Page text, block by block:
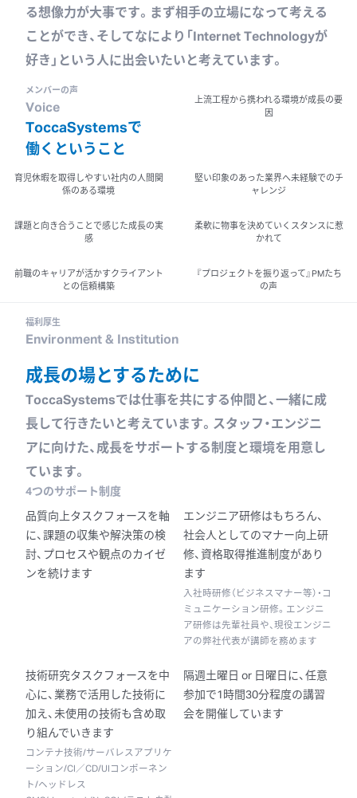
る想像力が大事です。まず相手の立場になって考える
ことができ、そしてなにより 「Internet Technologyが
好き」という人に出会いたいと考えています。
メンバーの声
Voice
ToccaSystemsで
働くということ
上流工程から携われる環境が成長の要
因
育児休暇を取得しやすい社内の人間関
係のある環境
堅い印象のあった業界へ未経験でのチ
ャレンジ
課題と向き合うことで感じた成長の実
感
柔軟に物事を決めていくスタンスに惹
かれて
前職のキャリアが活かすクライアント
との信頼構築
『プロジェクトを振り返って』PMたち
の声
福利厚生
Environment & Institution
成長の場とするために
ToccaSystemsでは仕事を共にする仲間と、一緒に成
長して行きたいと考えています。 スタッフ・エンジニ
アに向けた、成長をサポートする制度と環境を用意し
ています。
4つのサポート制度
品質向上タスクフォースを軸
に、課題の収集や解決策の検
討、プロセスや観点のカイゼ
ンを続けます
エンジニア研修はもちろん、
社会人としてのマナー向上研
修、資格取得推進制度があり
ます
入社時研修（ビジネスマナー等）・コ
ミュニケーション研修。エンジニ
ア研修は先輩社員や、現役エンジニ
アの弊社代表が講師を務めます
技術研究タスクフォースを中
心に、業務で活用した技術に
加え、未使用の技術も含め取
り組んでいきます
コンテナ技術/サーバレスアプリケ
ーション/CI／CD/UIコンポーネン
ト/ヘッドレス
隔週土曜日 or 日曜日に、任意
参加で1時間30分程度の講習
会を開催しています